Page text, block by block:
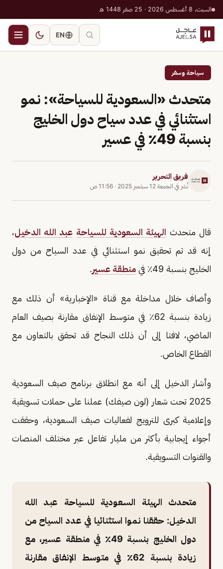
السبت، 8 أغسطس 2026 · 25 صفر 1448 هـ
EN
سياحة وسفر
متحدث «السعودية للسياحة»: نمو
استثنائي في عدد سياح دول الخليج
بنسبة 49٪ في عسير
فريق التحرير
نُشر في الجمعة 12 سبتمبر 2025 · 11:56 ص
قال متحدث الهيئة السعودية للسياحة عبد الله الدخيل،
إنه قد تم تحقيق نمو استثنائي في عدد السياح من دول
الخليج بنسبة 49٪ في
منطقة عسير.
وأضاف خلال مداخلة مع قناة «الإخبارية» أن ذلك مع
زيادة بنسبة 62٪ في متوسط الإنفاق مقارنة بصيف العام
الماضي، لافتا إلى أن ذلك النجاح قد تحقق بالتعاون مع
القطاع الخاص.
وأشار الدخيل إلى أنه مع انطلاق برنامج صيف السعودية
2025 تحت شعار (لون صيفك) عملنا على حملات تسويقية
وإعلامية كبرى للترويج لفعاليات صيف السعودية، وحققت
أجواء إيجابية بأكثر من مليار تفاعل عبر مختلف المنصات
والقنوات التسويقية.
متحدث الهيئة السعودية للسياحة عبد الله
الدخيل: حققنا نموا استثنائيا في عدد السياح من
دول الخليج بنسبة 49٪ في منطقة عسير، مع
زيادة بنسبة 62٪ في متوسط الإنفاق مقارنة